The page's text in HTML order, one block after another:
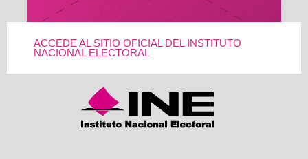
ACCEDE AL SITIO OFICIAL DEL INSTITUTO
NACIONAL ELECTORAL